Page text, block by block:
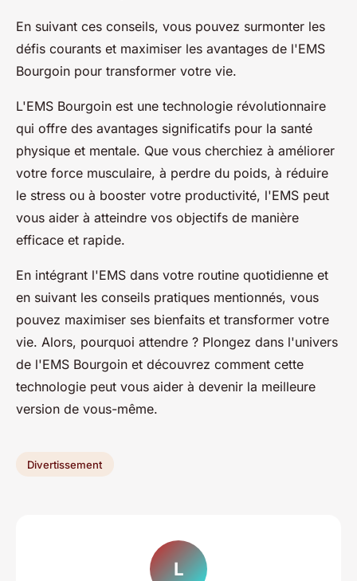
En suivant ces conseils, vous pouvez surmonter les
défis courants et maximiser les avantages de l'EMS
Bourgoin pour transformer votre vie.
L'EMS Bourgoin est une technologie révolutionnaire
qui offre des avantages significatifs pour la santé
physique et mentale. Que vous cherchiez à améliorer
votre force musculaire, à perdre du poids, à réduire
le stress ou à booster votre productivité, l'EMS peut
vous aider à atteindre vos objectifs de manière
efficace et rapide.
En intégrant l'EMS dans votre routine quotidienne et
en suivant les conseils pratiques mentionnés, vous
pouvez maximiser ses bienfaits et transformer votre
vie. Alors, pourquoi attendre ? Plongez dans l'univers
de l'EMS Bourgoin et découvrez comment cette
technologie peut vous aider à devenir la meilleure
version de vous-même.
Divertissement
L